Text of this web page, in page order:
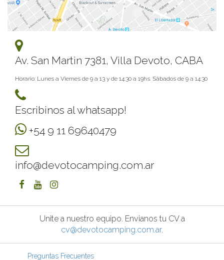
Av. San Martin 7381, Villa Devoto, CABA
Horario: Lunes a Viernes de 9 a 13 y de 14:30 a 19hs. Sábados de 9 a 14:30
Escribinos al whatsapp!
+54 9 11 69640479
info@devotocamping.com.ar
Unite a nuestro equipo. Envianos tu CV a
cv@devotocamping.com.ar.
Preguntas Frecuentes